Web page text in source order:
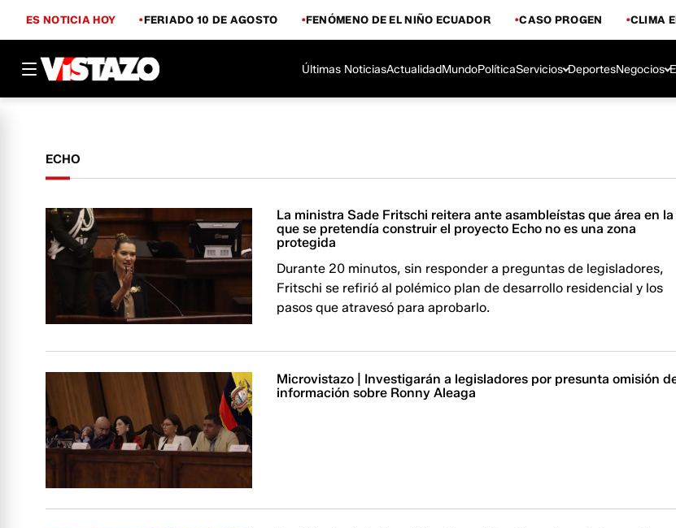
ES NOTICIA HOY FERIADO 10 DE AGOSTO FENÓMENO DE EL NIÑO ECUADOR CASO PROGEN CLIMA
Últimas NoticiasActualidadMundoPolíticaServicios DeportesNegocios
ECHO
La ministra Sade Fritschi reitera ante asambleístas que área en la
que se pretendía construir el proyecto Echo no es una zona
protegida
Durante 20 minutos, sin responder a preguntas de legisladores,
Fritschi se refirió al polémico plan de desarrollo residencial y los
pasos que atravesó para aprobarlo.
Microvistazo | Investigarán a legisladores por presunta omisión
información sobre Ronny Aleaga